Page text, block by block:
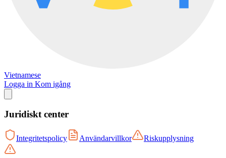
Vietnamese
Logga in Kom igång
Juridiskt center
Integritetspolicy Användarvillkor Riskupplysning